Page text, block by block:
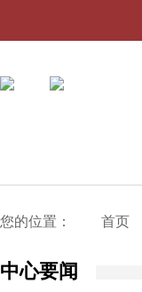
您的位置： 首页
中心要闻